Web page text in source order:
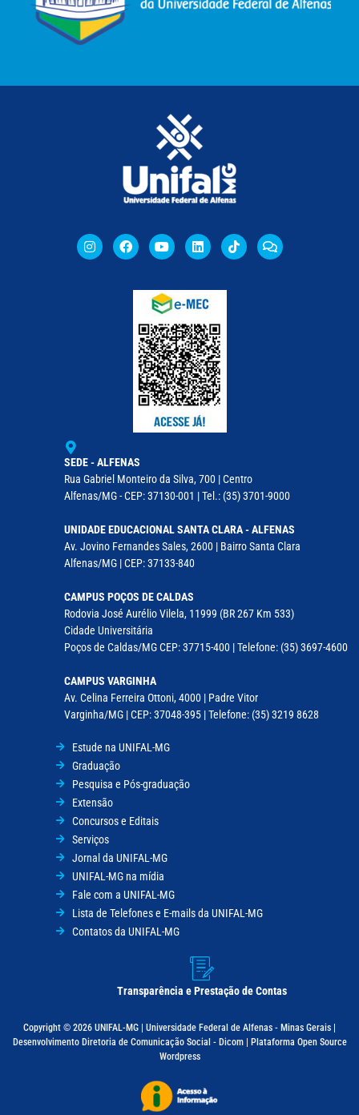
SEDE - ALFENAS
Rua Gabriel Monteiro da Silva, 700 | Centro
Alfenas/MG - CEP: 37130-001 | Tel.: (35) 3701-9000
UNIDADE EDUCACIONAL SANTA CLARA - ALFENAS
Av. Jovino Fernandes Sales, 2600 | Bairro Santa Clara
Alfenas/MG | CEP: 37133-840
CAMPUS POÇOS DE CALDAS
Rodovia José Aurélio Vilela, 11999 (BR 267 Km 533)
Cidade Universitária
Poços de Caldas/MG CEP: 37715-400 | Telefone: (35) 3697-4600
CAMPUS VARGINHA
Av. Celina Ferreira Ottoni, 4000 | Padre Vitor
Varginha/MG | CEP: 37048-395 | Telefone: (35) 3219 8628
Estude na UNIFAL-MG
Graduação
Pesquisa e Pós-graduação
Extensão
Concursos e Editais
Serviços
Jornal da UNIFAL-MG
UNIFAL-MG na mídia
Fale com a UNIFAL-MG
Lista de Telefones e E-mails da UNIFAL-MG
Contatos da UNIFAL-MG
Transparência e Prestação de Contas
Copyright © 2026 UNIFAL-MG | Universidade Federal de Alfenas - Minas Gerais |
Desenvolvimento Diretoria de Comunicação Social - Dicom | Plataforma Open Source
Wordpress